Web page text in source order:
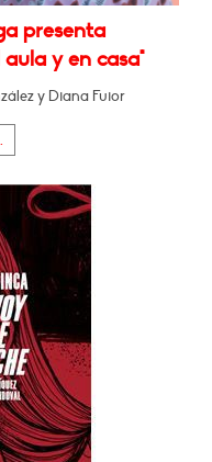
presenta
y en casa"
y Diana Fuior